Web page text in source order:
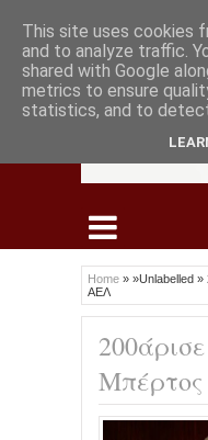
Home » »Unlabelled »
ΑΕΛ
This site uses cookies
and to analyze traffic.
shared with Google
metrics to ensure
statistics, and to